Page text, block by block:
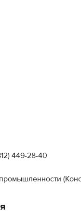
449-28-40